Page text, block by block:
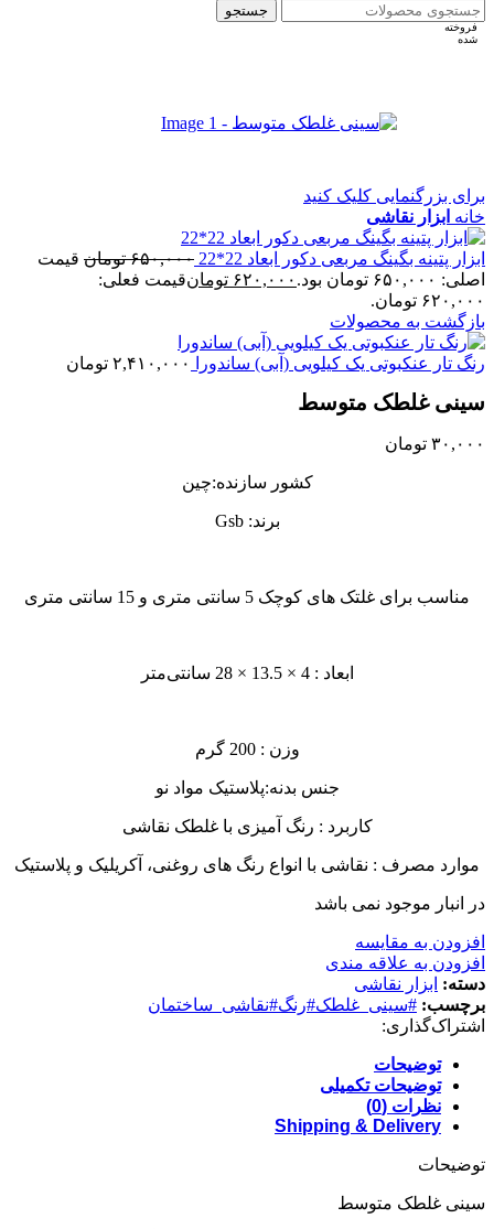
جستجو
فروخته
شده
برای بزرگنمایی کلیک کنید
خانه ابزار نقاشی
ابزار پتینه بگینگ مربعی دکور ابعاد 22*22 ۶۵۰,۰۰۰ تومان قیمت
اصلی: ۶۵۰,۰۰۰ تومان بود.
۶۲۰,۰۰۰ تومانقیمت فعلی:
۶۲۰,۰۰۰ تومان.
بازگشت به محصولات
رنگ تار عنکبوتی یک کیلویی (آبی) ساندورا ۲,۴۱۰,۰۰۰ تومان
سینی غلطک متوسط
۳۰,۰۰۰ تومان
کشور سازنده:چین
برند: Gsb
مناسب برای غلتک های کوچک 5 سانتی متری و 15 سانتی متری
ابعاد : 4 × 13.5 × 28 سانتی‌متر
وزن : 200 گرم
جنس بدنه:پلاستیک مواد نو
کاربرد : رنگ آمیزی با غلطک نقاشی
موارد مصرف : نقاشی با انواع رنگ های روغنی، آکریلیک و پلاستیک
در انبار موجود نمی باشد
افزودن به مقایسه
افزودن به علاقه مندی
دسته: ابزار نقاشی
برچسب: #سینی_غلطک#رنگ#نقاشی_ساختمان
اشتراک‌گذاری:
توضیحات
توضیحات تکمیلی
نظرات (0)
Shipping & Delivery
توضیحات
سینی غلطک متوسط